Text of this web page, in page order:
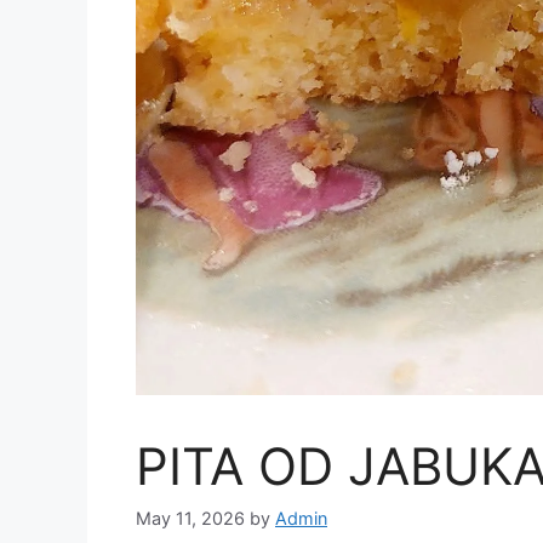
PITA OD
May 11, 2026 by Admin